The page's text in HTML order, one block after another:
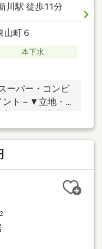
川駅 徒歩11分
山町６
本下水
ーパー・コンビ
ト－▼立地・名
的駐車のしやす
いため、お好き
につき、設計プ
す▼周辺環境・
ァミリーマート
2